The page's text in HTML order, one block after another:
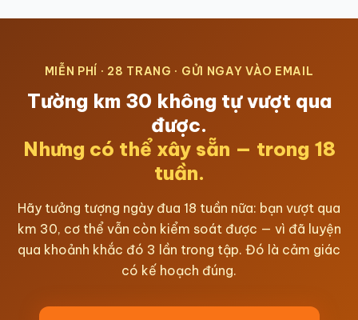
MIỄN PHÍ · 28 TRANG · GỬI NGAY VÀO EMAIL
Tường km 30 không tự vượt qua
được.
Nhưng có thể xây sẵn — trong 18
tuần.
Hãy tưởng tượng ngày đua 18 tuần nữa: bạn vượt qua
km 30, cơ thể vẫn còn kiểm soát được — vì đã luyện
qua khoảnh khắc đó 3 lần trong tập. Đó là cảm giác
có kế hoạch đúng.